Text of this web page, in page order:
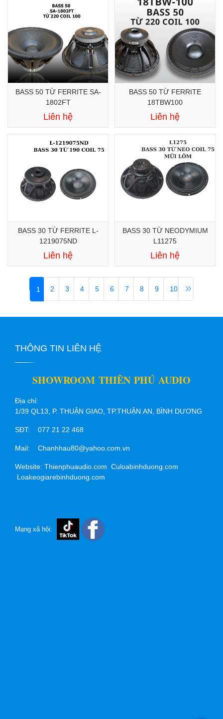
BASS 50 TỪ FERRITE SA-
1802FT
Liên hệ
BASS 50 TỪ FERRITE
18TBW100
Liên hệ
BASS 30 TỪ FERRITE L-
1219075ND
Liên hệ
BASS 30 TỪ NEODYMIUM
L11275
Liên hệ
1 2 3 4 5 6 7 8 9 10
THÔNG TIN LIÊN HỆ
SHOWROOM THIÊN PHÚ AUDIO
Địa chỉ:
1/39 QL13, P. THUẬN GIAO, TP.THUẬN AN, BÌNH DƯƠNG
SĐT: 077 21 22 468
Mail: Chanhhau80@yahoo.com.vn
Website: Thienphuaudio.com Culoabinhduong.com
Loakeogiarebinhduong.com
Mạng xã hội: